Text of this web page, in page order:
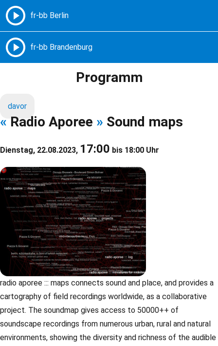
Freie Radios – Berlin Brandenburg
Programm
davor
« Radio Aporee » Sound maps
Dienstag, 22.08.2023, 17:00 bis 18:00 Uhr
radio aporee ::: maps connects sound and place, and provides a
cartography of field recordings worldwide, as a collaborative
project. The soundmap gives access to 50000++ of
soundscape recordings from numerous urban, rural and natural
environments, showing the diversity and richness of the audible